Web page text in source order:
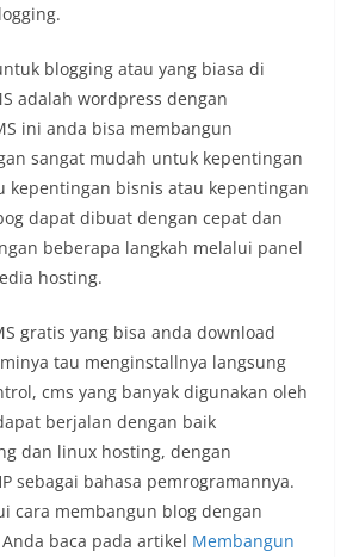
blogging atau yang biasa di
adalah wordpress dengan
ini anda bisa membangun
sangat mudah untuk kepentingan
kepentingan bisnis atau kepentingan
dapat dibuat dengan cepat dan
beberapa langkah melalui panel
hosting.
gratis yang bisa anda download
tau menginstallnya langsung
cms yang banyak digunakan oleh
berjalan dengan baik
dan linux hosting, dengan
sebagai bahasa pemrogramannya.
cara membangun blog dengan
baca pada artikel Membangun